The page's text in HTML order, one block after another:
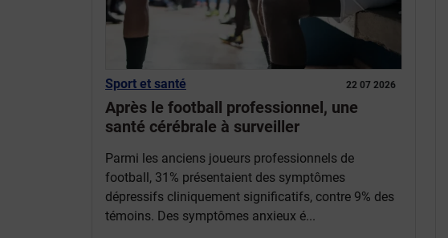
22 07 2026
Sport et santé
Après le football professionnel, une
santé cérébrale à surveiller
Parmi les anciens joueurs professionnels de
football, 31% présentaient des symptômes
dépressifs cliniquement significatifs, contre 9% des
témoins. Des symptômes anxieux é...